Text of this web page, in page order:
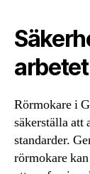
arbetet
Rörmokare i
säkerställa
standarder.
rörmokare